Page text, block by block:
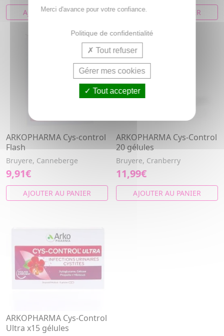
AJOUTER AU PANIER AJOUTER AU PANIER
ARKOPHARMA Cys-control
Flash
Bruyere, Canneberge
9,91€
AJOUTER AU PANIER
ARKOPHARMA Cys-Control
20 gélules
Bruyere, Cranberry
11,99€
AJOUTER AU PANIER
ARKOPHARMA Cys-Control
Ultra x15 gélules
Merci d'avance pour votre confiance.
Politique de confidentialité
Tout refuser
Gérer mes cookies
Tout accepter